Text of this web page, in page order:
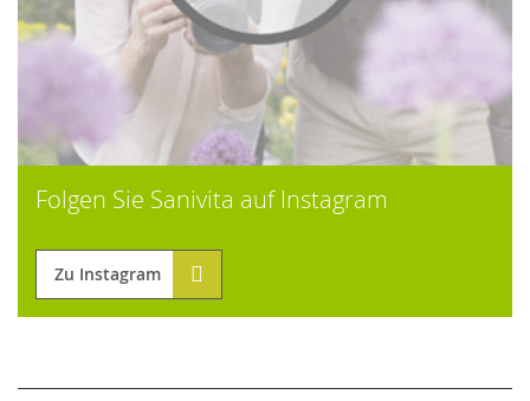
Folgen Sie Sanivita auf Instagram
Zu Instagram